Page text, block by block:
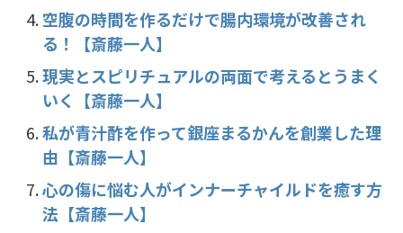
空腹の時間を作るだけで腸内環境が改善され
る！【斎藤一人】
現実とスピリチュアルの両面で考えるとうまく
いく【斎藤一人】
私が青汁酢を作って銀座まるかんを創業した理
由【斎藤一人】
心の傷に悩む人がインナーチャイルドを癒す方
法【斎藤一人】